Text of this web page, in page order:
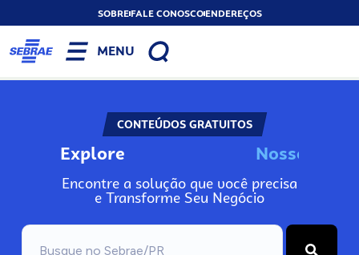
SOBREFALE CONOSCOENDEREÇOS
MENU
CONTEÚDOS GRATUITOS
Explore Noss
Encontre a solução que você precisa
e Transforme Seu Negócio